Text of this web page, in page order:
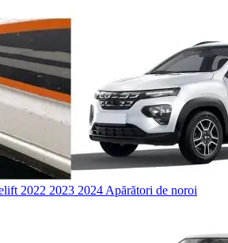
2022 2023 2024 Apărători de noroi